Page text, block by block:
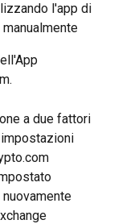
l'app di
a due fattori